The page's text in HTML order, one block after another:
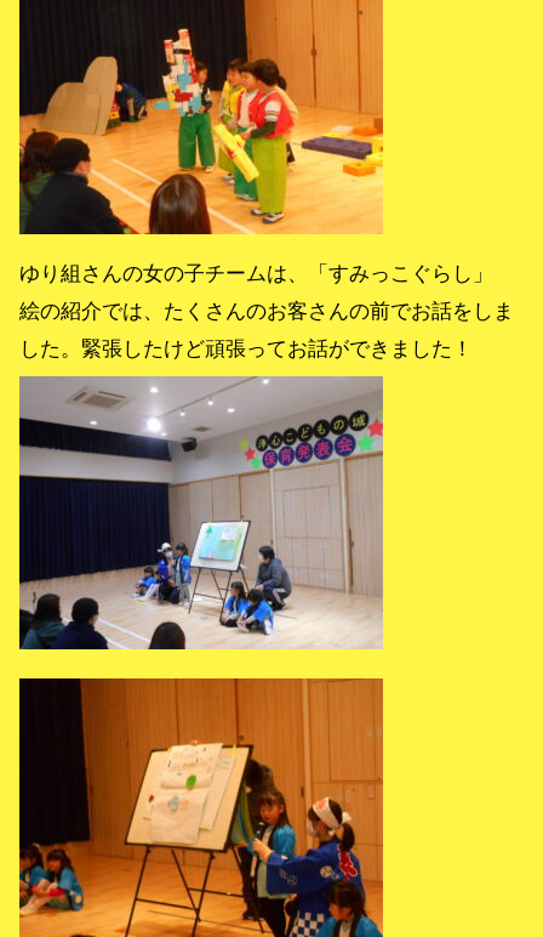
ゆり組さんの女の子チームは、「すみっこぐらし」
絵の紹介では、たくさんのお客さんの前でお話をしま
した。緊張したけど頑張ってお話ができました！